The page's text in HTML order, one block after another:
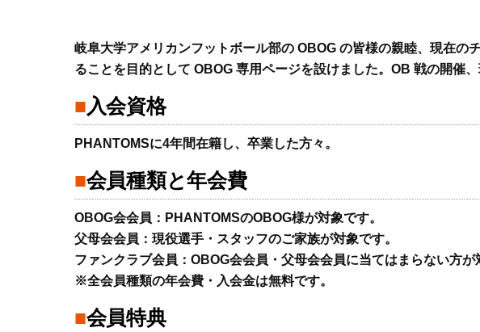
岐阜大学アメリカンフットボール部の OBOG の皆様の親睦、現在の
ることを目的として OBOG 専用ページを設けました。OB 戦の開催
入会資格
PHANTOMSに4年間在籍し、卒業した方々。
会員種類と年会費
OBOG会会員：PHANTOMSのOBOG様が対象です。
父母会会員：現役選手・スタッフのご家族が対象です。
ファンクラブ会員：OBOG会会員・父母会会員に当てはまらない方が
※全会員種類の年会費・入会金は無料です。
会員特典